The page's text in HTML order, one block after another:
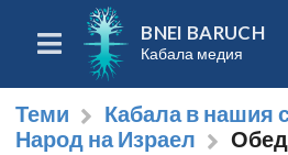
BNEI BARUCH
Кабала медия
Теми
Кабала в нашия
Народ на Израел